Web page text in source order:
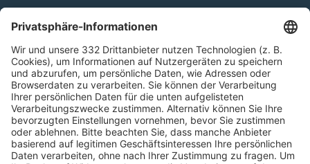
Kontakt
HÄUFIG BESUCHTE SEITEN
Pässe und Vereinswechsel
Trainerausbildung
Schulungsangebot Vereinsmitarbeiter
BFV-Geschäftsstellen
Trainerbörse